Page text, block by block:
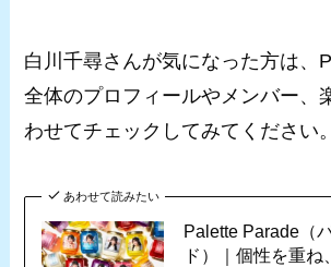
白川千尋さんが気になった方は、
全体のプロフィールやメンバー、
わせてチェックしてみてください。
あわせて読みたい
Palette Parade（
ド）｜個性を重ね